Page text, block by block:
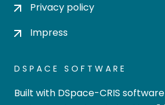
Privacy policy
Impress
DSPACE SOFTWARE
Built with DSpace-CRIS software